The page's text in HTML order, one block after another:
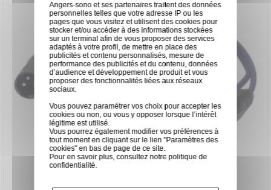
Angers-sono et ses partenaires traitent des données
personnelles telles que votre adresse IP ou les
pages que vous visitez et utilisent des cookies pour
stocker et/ou accéder à des informations stockées
sur un terminal afin de vous proposer des services
adaptés à votre profil, de mettre en place des
publicités et contenu personnalisés, mesure de
performance des publicités et du contenu, données
d’audience et développement de produit et vous
proposer des fonctionnalités liées aux réseaux
sociaux.
Vous pouvez paramétrer vos choix pour accepter les
cookies ou non, ou vous y opposer lorsque l’intérêt
légitime est utilisé.
Vous pourrez également modifier vos préférences à
tout moment en cliquant sur le lien "Paramètres des
cookies" en bas de page de ce site.
Pour en savoir plus, consultez notrepolitique de
confidentialité.